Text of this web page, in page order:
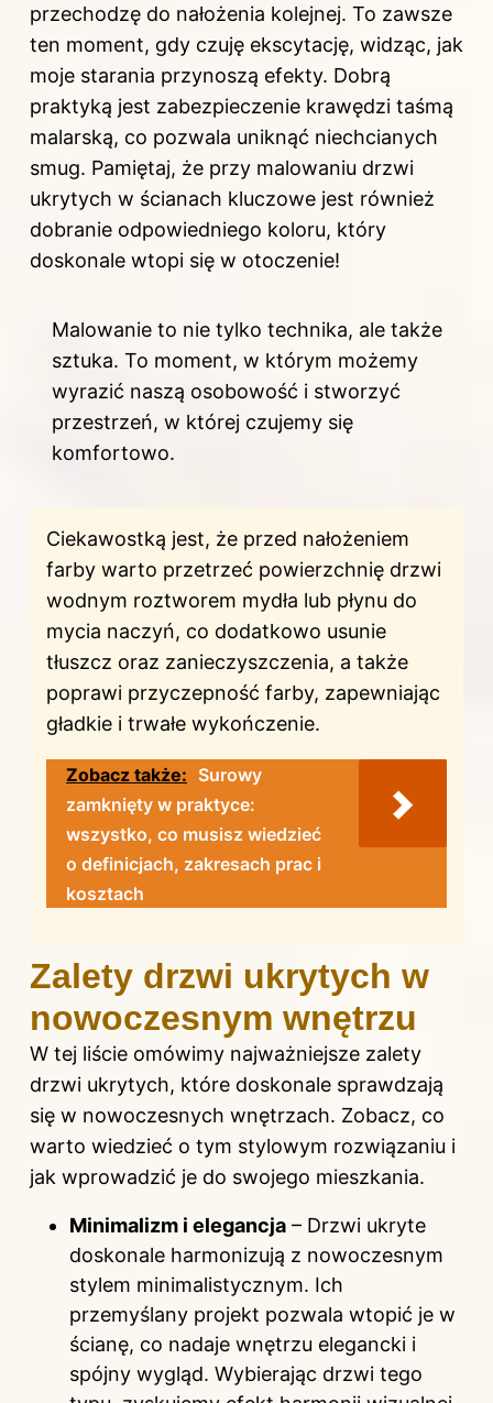
przechodzę do nałożenia kolejnej. To zawsze
ten moment, gdy czuję ekscytację, widząc, jak
moje starania przynoszą efekty. Dobrą
praktyką jest zabezpieczenie krawędzi taśmą
malarską, co pozwala uniknąć niechcianych
smug. Pamiętaj, że przy malowaniu drzwi
ukrytych w ścianach kluczowe jest również
dobranie odpowiedniego koloru, który
doskonale wtopi się w otoczenie!
Malowanie to nie tylko technika, ale także
sztuka. To moment, w którym możemy
wyrazić naszą osobowość i stworzyć
przestrzeń, w której czujemy się
komfortowo.
Ciekawostką jest, że przed nałożeniem
farby warto przetrzeć powierzchnię drzwi
wodnym roztworem mydła lub płynu do
mycia naczyń, co dodatkowo usunie
tłuszcz oraz zanieczyszczenia, a także
poprawi przyczepność farby, zapewniając
gładkie i trwałe wykończenie.
Zobacz także: Surowy
zamknięty w praktyce:
wszystko, co musisz wiedzieć
o definicjach, zakresach prac i
kosztach
Zalety drzwi ukrytych w
nowoczesnym wnętrzu
W tej liście omówimy najważniejsze zalety
drzwi ukrytych, które doskonale sprawdzają
się w nowoczesnych wnętrzach. Zobacz, co
warto wiedzieć o tym stylowym rozwiązaniu i
jak wprowadzić je do swojego mieszkania.
Minimalizm i elegancja – Drzwi ukryte
doskonale harmonizują z nowoczesnym
stylem minimalistycznym. Ich
przemyślany projekt pozwala wtopić je w
ścianę, co nadaje wnętrzu elegancki i
spójny wygląd. Wybierając drzwi tego